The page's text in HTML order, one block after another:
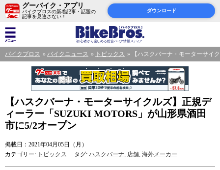
グーバイク・アプリ
バイクブロスの新着記事・話題の
記事を見逃さない！
ダウンロード
バイクブロス バイクニュース トピックス 【ハスクバーナ・モーターサイ
【ハスクバーナ・モーターサイクルズ】正規デ
ィーラー「SUZUKI MOTORS」が山形県酒田
市に5/2オープン
掲載日：2021年04月05日（月）
カテゴリー: トピックス タグ: ハスクバーナ, 店舗, 海外メーカー